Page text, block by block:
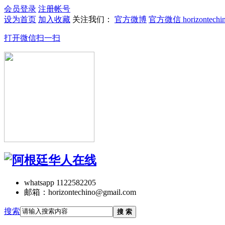
会员登录 注册帐号
设为首页 加入收藏 关注我们： 官方微博 官方微信
打开微信扫一扫
whatsapp 1122582205
邮箱：horizontechino@gmail.com
搜索 搜 索